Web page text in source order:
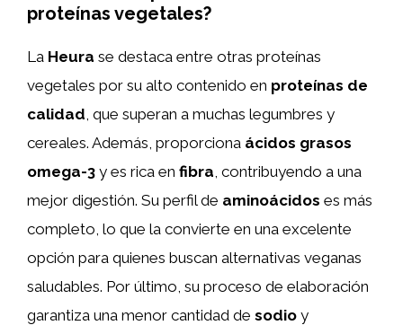
proteínas vegetales?
La Heura se destaca entre otras proteínas
vegetales por su alto contenido en proteínas de
calidad, que superan a muchas legumbres y
cereales. Además, proporciona ácidos grasos
omega-3 y es rica en fibra, contribuyendo a una
mejor digestión. Su perfil de aminoácidos es más
completo, lo que la convierte en una excelente
opción para quienes buscan alternativas veganas
saludables. Por último, su proceso de elaboración
garantiza una menor cantidad de sodio y